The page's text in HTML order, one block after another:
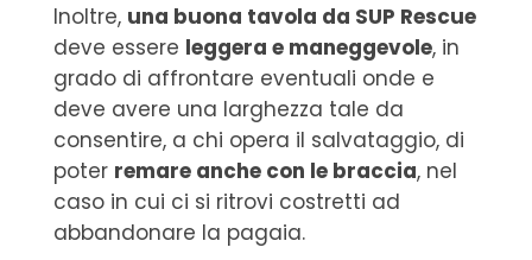
Inoltre, una buona tavola da SUP Rescue
deve essere leggera e maneggevole, in
grado di affrontare eventuali onde e
deve avere una larghezza tale da
consentire, a chi opera il salvataggio, di
poter remare anche con le braccia, nel
caso in cui ci si ritrovi costretti ad
abbandonare la pagaia.